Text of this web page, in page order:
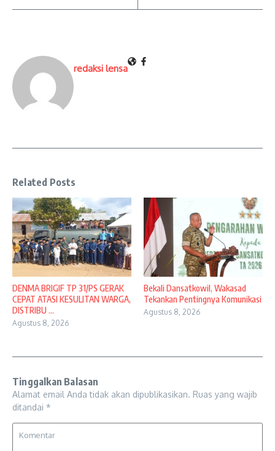
redaksi lensa
Related Posts
DENMA BRIGIF TP 31/PS GERAK
CEPAT ATASI KESULITAN WARGA,
DISTRIBU ...
Agustus 8, 2026
Bekali Dansatkowil, Wakasad
Tekankan Pentingnya Komunikasi
Agustus 8, 2026
Tinggalkan Balasan
Alamat email Anda tidak akan dipublikasikan. Ruas yang wajib
ditandai *